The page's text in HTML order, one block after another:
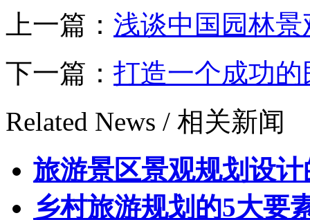
上一篇： 浅谈中国园林
下一篇： 打造一个成功
Related News / 相关新闻
旅游景区景观规划设计
乡村旅游规划的5大要